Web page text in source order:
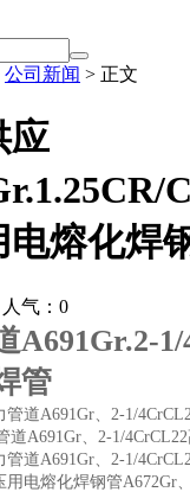
公司新闻 > 正文
应
电熔化焊
气： 0
A691Gr.2-
管
管道A691Gr、2-1/
道A691Gr、2-1/
管道A691Gr、2-1/
用电熔化焊钢管A672Gr